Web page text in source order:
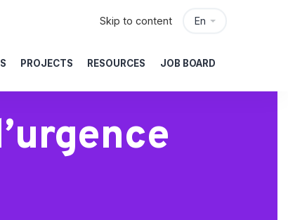
En
Skip to content
PROJECTS RESOURCES JOB BOARD